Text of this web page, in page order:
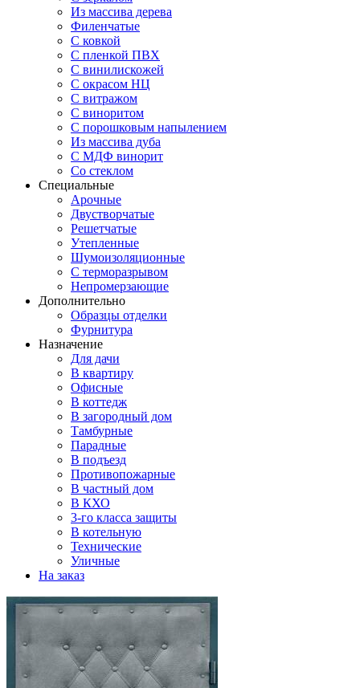
Из массива дерева
Филенчатые
С ковкой
С пленкой ПВХ
С винилискожей
С окрасом НЦ
С витражом
С виноритом
С порошковым напылением
Из массива дуба
С МДФ винорит
Со стеклом
Специальные
Арочные
Двустворчатые
Решетчатые
Утепленные
Шумоизоляционные
С терморазрывом
Непромерзающие
Дополнительно
Образцы отделки
Фурнитура
Назначение
Для дачи
В квартиру
Офисные
В коттедж
В загородный дом
Тамбурные
Парадные
В подъезд
Противопожарные
В частный дом
В КХО
3-го класса защиты
В котельную
Технические
Уличные
На заказ